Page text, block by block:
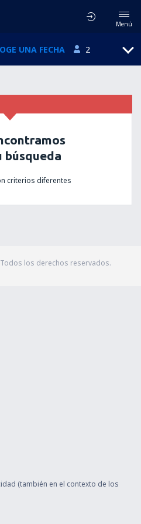
Menú
UNA FECHA 2
búsqueda
criterios diferentes
los derechos reservados.
(también en el contexto de los